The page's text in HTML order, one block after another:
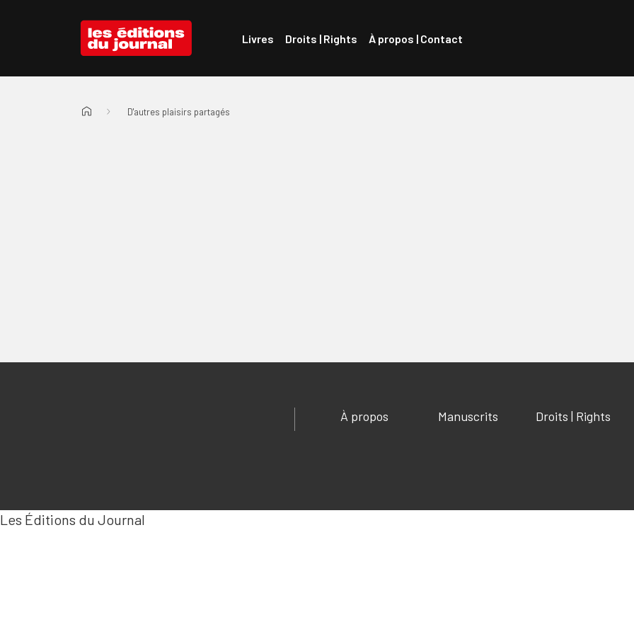
Les Éditions du Journal
Les Éditions du Journal
Livres Droits | Rights À propos | Contact
D'autres plaisirs partagés
À propos Manuscrits Droits | Rights